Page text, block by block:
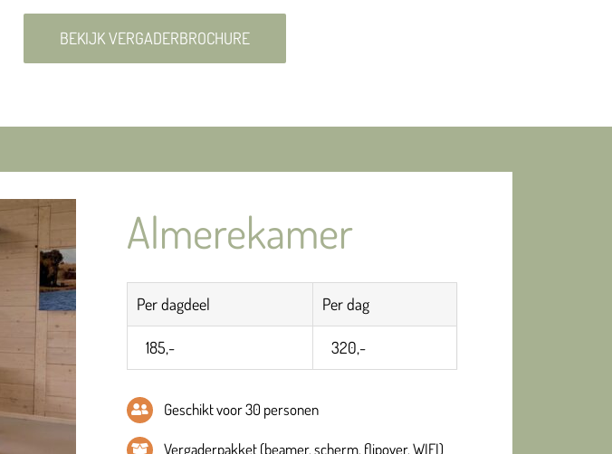
BEKIJK VERGADERBROCHURE
Almerekamer
Per dagdeel Per dag
185,- 320,-
Geschikt voor 30 personen
Vergaderpakket (beamer, scherm, flipover, WIFI)